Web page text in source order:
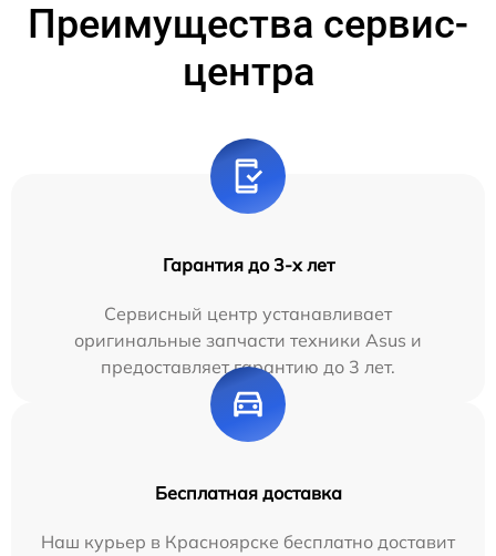
Преимущества сервис-
центра
Гарантия до 3-х лет
Сервисный центр устанавливает
оригинальные запчасти техники Asus и
предоставляет гарантию до 3 лет.
Бесплатная доставка
Наш курьер в Красноярске бесплатно доставит